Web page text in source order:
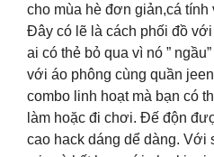
cho mùa hè đơn giản,cá tính
Đây có lẽ là cách phối đồ
ai có thẻ bỏ qua vì nó ”
với áo phông cùng quần
combo linh hoạt mà bạn có
làm hoặc đi chơi. Đế độn
cao hack dáng dể dàng. Với